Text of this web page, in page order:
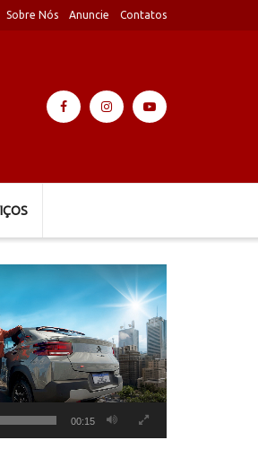
Sobre Nós Anuncie Contatos
00:15